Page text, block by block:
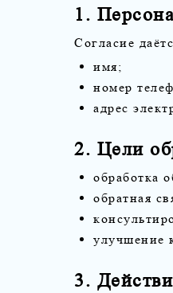
1.
Согласие
имя;
номер
адрес
2. Цели
обработка
обратная
улучшение
3.